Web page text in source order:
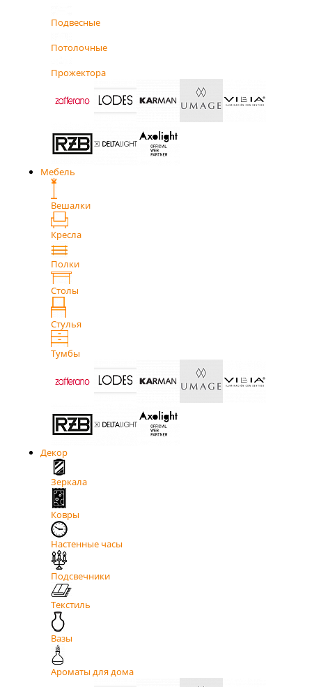
Подвесные
Потолочные
Прожектора
Мебель
Вешалки
Кресла
Полки
Столы
Стулья
Тумбы
Декор
Зеркала
Ковры
Настенные часы
Подсвечники
Текстиль
Вазы
Ароматы для дома